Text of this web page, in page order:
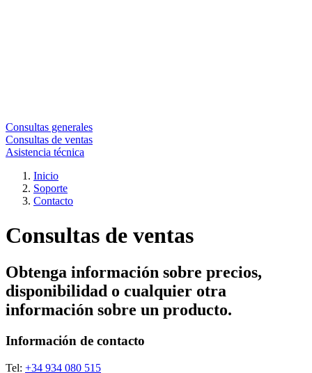
Consultas generales
Consultas de ventas
Asistencia técnica
Inicio
Soporte
Contacto
Consultas de ventas
Obtenga información sobre precios,
disponibilidad o cualquier otra
información sobre un producto.
Información de contacto
Tel: +34 934 080 515